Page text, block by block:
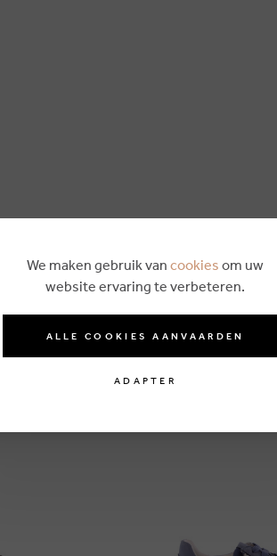
We maken gebruik van cookies om uw
website ervaring te verbeteren.
ALLE COOKIES AANVAARDEN
ADAPTER